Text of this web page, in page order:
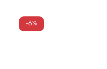
-6%